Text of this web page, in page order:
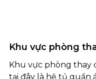
Khu vực phòng
Khu vực phòng thay
tại đây là hệ tủ quần